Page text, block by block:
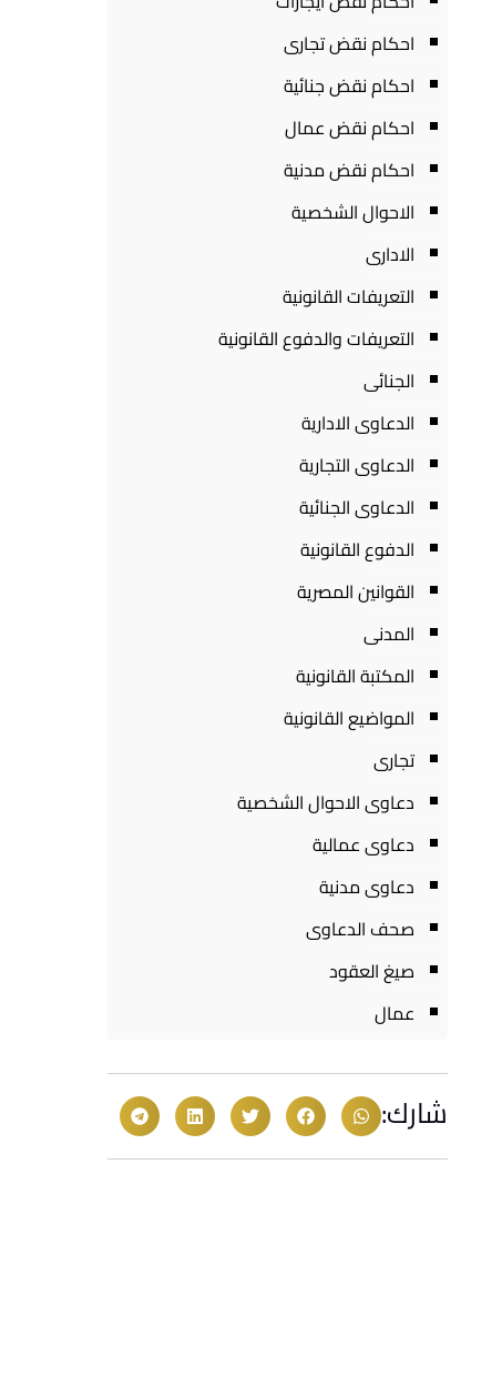
احكام نقض تجارى
احكام نقض جنائية
احكام نقض عمال
احكام نقض مدنية
الاحوال الشخصية
الادارى
التعريفات القانونية
التعريفات والدفوع القانونية
الجنائى
الدعاوى الادارية
الدعاوى التجارية
الدعاوى الجنائية
الدفوع القانونية
القوانين المصرية
المدنى
المكتبة القانونية
المواضيع القانونية
تجارى
دعاوى الاحوال الشخصية
دعاوى عمالية
دعاوى مدنية
صحف الدعاوى
صيغ العقود
عمال
شارك: